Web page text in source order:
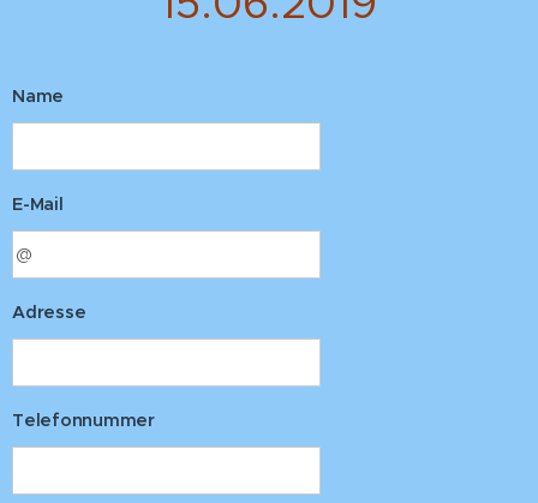
Name
E-Mail
Adresse
Telefonnummer